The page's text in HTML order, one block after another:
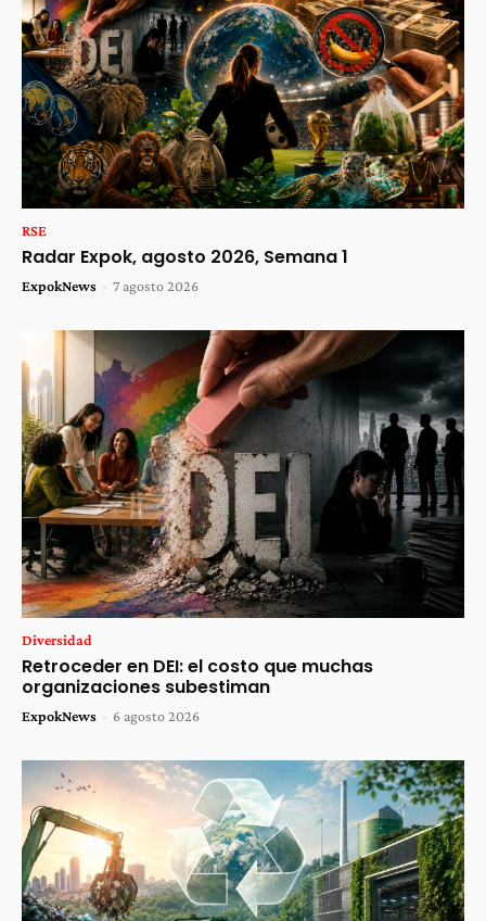
RSE
Radar Expok, agosto 2026, Semana 1
ExpokNews - 7 agosto 2026
Diversidad
Retroceder en DEI: el costo que muchas
organizaciones subestiman
ExpokNews - 6 agosto 2026